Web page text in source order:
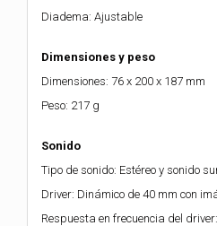
Diadema: Ajustable
Dimensiones y peso
Dimensiones: 76 x 200 x 187 mm
Peso: 217 g
Sonido
Tipo de sonido: Estéreo y sonido
Driver: Dinámico de 40 mm con
Respuesta en frecuencia del